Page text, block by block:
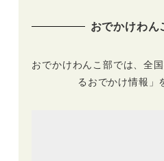
おでかけわん
おでかけわんこ部では、全
るおでかけ情報」